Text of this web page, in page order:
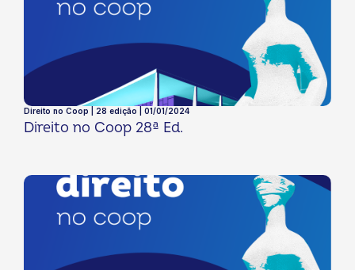
Direito no Coop | 28 edição | 01/01/2024
Direito no Coop 28ª Ed.